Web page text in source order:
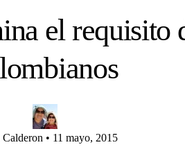
el requisito
• 11 mayo, 2015